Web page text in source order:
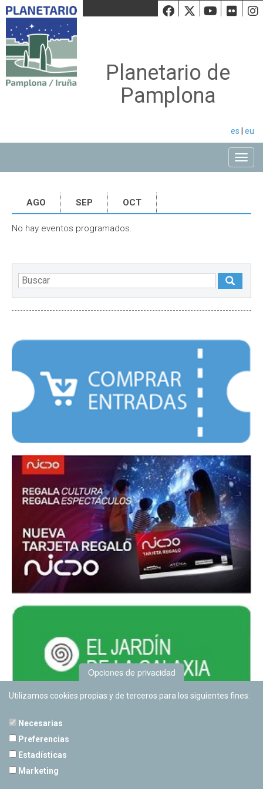
Facebook
Twiiter
Planetario de
Pamplona
es eu
AGO SEP OCT
No hay eventos programados.
Opciones de privacidad
Utilizamos cookies propias y de terceros para los siguientes fines:
Necesarias
Preferencias
Estadísticas
Marketing